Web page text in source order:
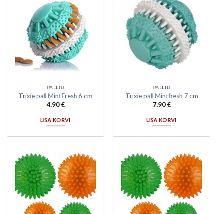
PALLID
Trixie pall MintFresh 6 cm
4.90€
LISA KORVI
PALLID
Trixie pall Mintfresh 7 cm
7.90€
LISA KORVI